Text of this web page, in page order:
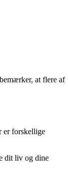
at flere af
er forskellige
dit liv og dine